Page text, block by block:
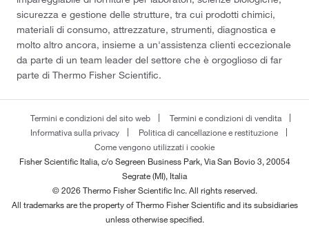
sicurezza e gestione delle strutture, tra cui prodotti chimici,
materiali di consumo, attrezzature, strumenti, diagnostica e
molto altro ancora, insieme a un'assistenza clienti eccezionale
da parte di un team leader del settore che è orgoglioso di far
parte di Thermo Fisher Scientific.
Termini e condizioni del sito web
Termini e condizioni di vendita
Informativa sulla privacy
Politica di cancellazione e restituzione
Come vengono utilizzati i cookie
Fisher Scientific Italia, c/o Segreen Business Park, Via San Bovio 3, 20054
Segrate (MI), Italia
© 2026 Thermo Fisher Scientific Inc. All rights reserved.
All trademarks are the property of Thermo Fisher Scientific and its subsidiaries
unless otherwise specified.